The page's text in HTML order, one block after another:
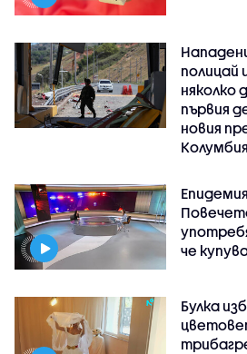
полицай
няколко
първия
новия
Колумбия
че
Булка